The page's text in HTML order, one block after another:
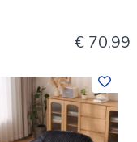
€ 70,99